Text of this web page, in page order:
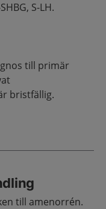
S-LH.
till primär
bristfällig.
till amenorrén.